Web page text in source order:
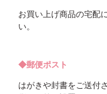
お買い上げ商品の宅配
い。
◆郵便ポスト
はがきや封書をご送付